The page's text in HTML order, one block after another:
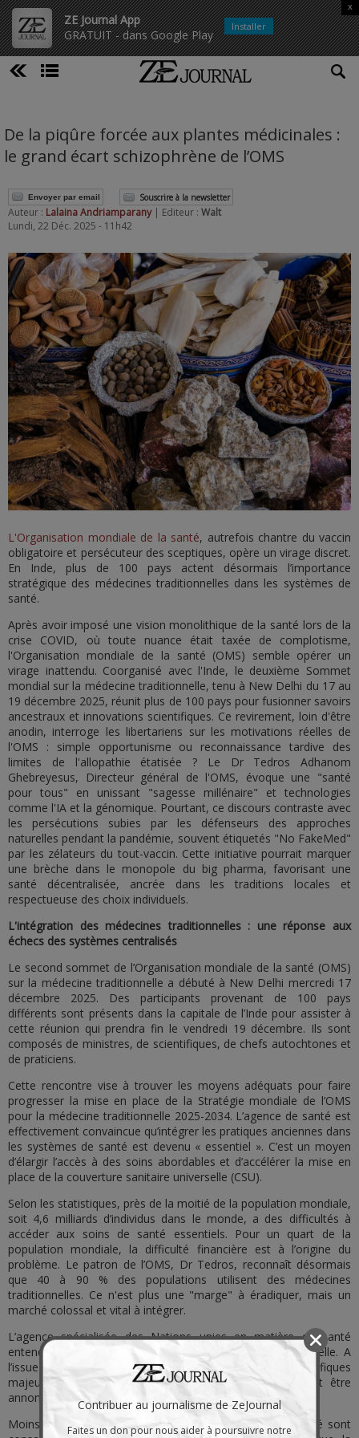
ZE Journal App
GRATUIT - dans Google Play
x
Installer
De la piqûre forcée aux plantes médicinales :
le grand écart schizophrène de l’OMS
Envoyer par email Souscrire à la newsletter
Auteur : Lalaina Andriamparany | Editeur : Walt
Lundi, 22 Déc. 2025 - 11h42
L'Organisation mondiale de la santé, autrefois chantre du vaccin
obligatoire et persécuteur des sceptiques, opère un virage discret.
En Inde, plus de 100 pays actent désormais l’importance
stratégique des médecines traditionnelles dans les systèmes de
santé.
Après avoir imposé une vision monolithique de la santé lors de la
crise COVID, où toute nuance était taxée de complotisme,
l'Organisation mondiale de la santé (OMS) semble opérer un
virage inattendu. Coorganisé avec l'Inde, le deuxième Sommet
mondial sur la médecine traditionnelle, tenu à New Delhi du 17 au
19 décembre 2025, réunit plus de 100 pays pour fusionner savoirs
ancestraux et innovations scientifiques. Ce revirement, loin d'être
anodin, interroge les libertariens sur les motivations réelles de
l'OMS : simple opportunisme ou reconnaissance tardive des
limites de l'allopathie étatisée ? Le Dr Tedros Adhanom
Ghebreyesus, Directeur général de l'OMS, évoque une "santé
pour tous" en unissant "sagesse millénaire" et technologies
comme l'IA et la génomique. Pourtant, ce discours contraste avec
les persécutions subies par les défenseurs des approches
naturelles pendant la pandémie, souvent étiquetés "No FakeMed"
par les zélateurs du tout-vaccin. Cette initiative pourrait marquer
une brèche dans le monopole du big pharma, favorisant une
santé décentralisée, ancrée dans les traditions locales et
respectueuse des choix individuels.
L'intégration des médecines traditionnelles : une réponse aux
échecs des systèmes centralisés
Le second sommet de l’Organisation mondiale de la santé (OMS)
sur la médecine traditionnelle a débuté à New Delhi mercredi 17
décembre 2025. Des participants provenant de 100 pays
différents sont présents dans la capitale de l’Inde pour assister à
cette réunion qui prendra fin le vendredi 19 décembre. Ils sont
composés de ministres, de scientifiques, de chefs autochtones et
de praticiens.
Cette rencontre vise à trouver les moyens adéquats pour faire
progresser la mise en place de la Stratégie mondiale de l’OMS
pour la médecine traditionnelle 2025-2034. L’agence de santé est
effectivement convaincue qu’intégrer les pratiques anciennes dans
les systèmes de santé est devenu « essentiel ». C’est un moyen
d’élargir l’accès à des soins abordables et d’accélérer la mise en
place de la couverture sanitaire universelle (CSU).
Selon les statistiques, près de la moitié de la population mondiale,
soit 4,6 milliards d’individus dans le monde, a des difficultés à
accéder aux soins de santé essentiels. Pour un quart de la
population mondiale, la difficulté financière est à l’origine du
problème. Le patron de l’OMS, Dr Tedros, reconnaît désormais
que 40 à 90 % des populations utilisent des médecines
traditionnelles. Ce n'est plus une "marge" à éradiquer, mais un
marché colossal et vital à intégrer.
L’agence spécialisée des Nations unies en matière de santé
entend faire progresser et réguler la médecine traditionnelle. A
l’issue de ce sommet à New Delhi, des « initiatives scientifiques
majeures » et de « nouveaux engagements » devraient être
annoncés.
Moins de 1 % des fonds mondiaux de recherche en santé sont
Contribuer au journalisme de ZeJournal
Faites un don pour nous aider à poursuivre notre